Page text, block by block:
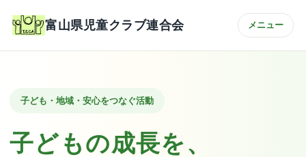
富山県児童クラブ連合会 メニュー
子ども・地域・安心をつなぐ活動
子どもの成長を、